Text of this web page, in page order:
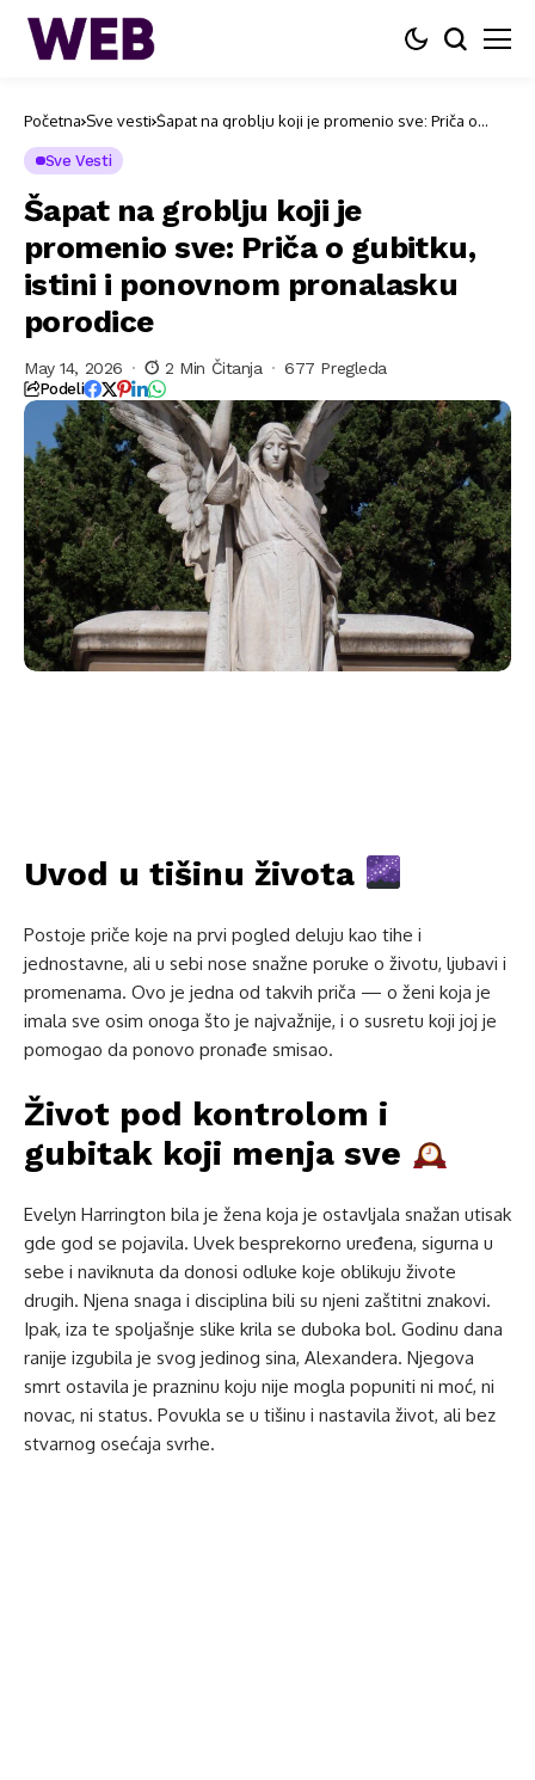
Početna Sve vesti Šapat na groblju koji je promenio sve: Priča o
Sve Vesti
Šapat na groblju koji je
promenio sve: Priča o gubitku,
istini i ponovnom pronalasku
porodice
May 14, 2026 2 Min Čitanja 677 Pregleda
Podeli
Uvod u tišinu života
Postoje priče koje na prvi pogled deluju kao tihe i
jednostavne, ali u sebi nose snažne poruke o životu, ljubavi i
promenama. Ovo je jedna od takvih priča — o ženi koja je
imala sve osim onoga što je najvažnije, i o susretu koji joj je
pomogao da ponovo pronađe smisao.
Život pod kontrolom i
gubitak koji menja sve
Evelyn Harrington bila je žena koja je ostavljala snažan utisak
gde god se pojavila. Uvek besprekorno uređena, sigurna u
sebe i naviknuta da donosi odluke koje oblikuju živote
drugih. Njena snaga i disciplina bili su njeni zaštitni znakovi.
Ipak, iza te spoljašnje slike krila se duboka bol. Godinu dana
ranije izgubila je svog jedinog sina, Alexandera. Njegova
smrt ostavila je prazninu koju nije mogla popuniti ni moć, ni
novac, ni status. Povukla se u tišinu i nastavila život, ali bez
stvarnog osećaja svrhe.